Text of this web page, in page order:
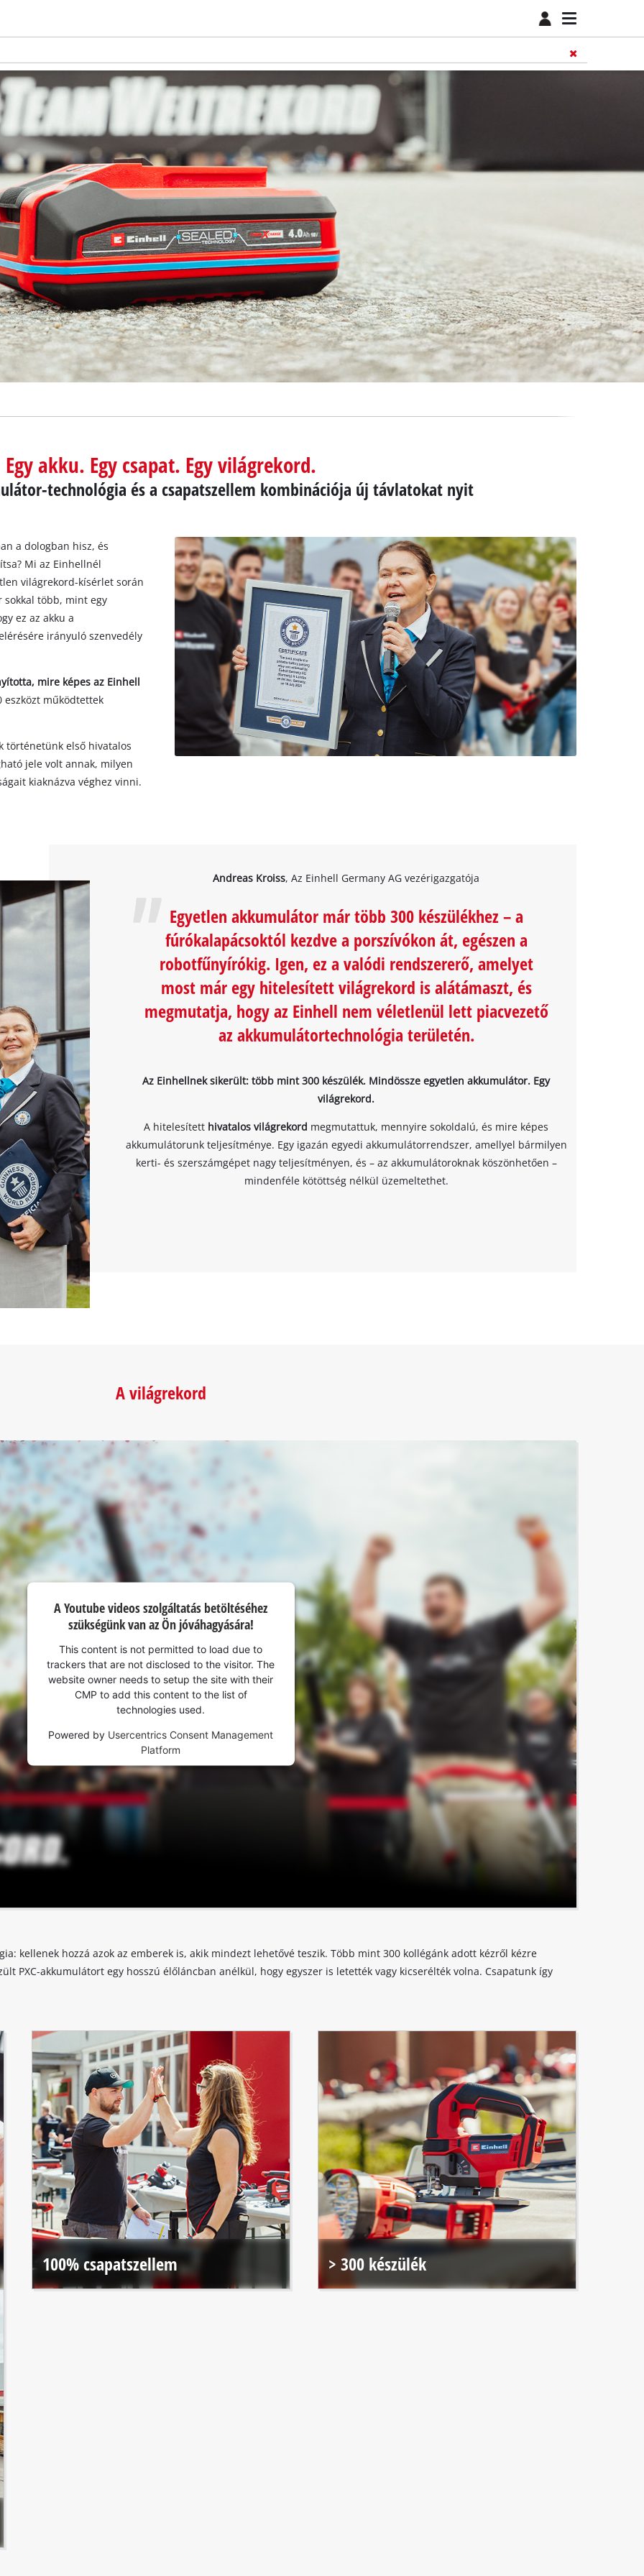
Egy akku. Egy csapat. Egy világrekord.
technológia és a csapatszellem kombinációja új távlatokat nyit
a dologban hisz, és
Mi az Einhellnél
világrekord-kísérlet során
sokkal több, mint egy
ez az akku a
irányuló szenvedély
mire képes az Einhell
eszközt működtettek
történetünk első hivatalos
jele volt annak, milyen
kiaknázva véghez vinni.
Andreas Kroiss, Az Einhell Germany AG vezérigazgatója
Egyetlen akkumulátor már több 300 készülékhez – a
fúrókalapácsoktól kezdve a porszívókon át, egészen a
robotfűnyírókig. Igen, ez a valódi rendszererő, amelyet
most már egy hitelesített világrekord is alátámaszt, és
megmutatja, hogy az Einhell nem véletlenül lett piacvezető
az akkumulátortechnológia területén.
Az Einhellnek sikerült: több mint 300 készülék. Mindössze egyetlen akkumulátor. Egy
világrekord.
A hitelesített hivatalos világrekord megmutattuk, mennyire sokoldalú, és mire képes
akkumulátorunk teljesítménye. Egy igazán egyedi akkumulátorrendszer, amellyel bármilyen
kerti- és szerszámgépet nagy teljesítményen, és – az akkumulátoroknak köszönhetően –
mindenféle kötöttség nélkül üzemeltethet.
A világrekord
A Youtube videos szolgáltatás betöltéséhez
szükségünk van az Ön jóváhagyására!
This content is not permitted to load due to
trackers that are not disclosed to the visitor. The
website owner needs to setup the site with their
CMP to add this content to the list of
technologies used.
Powered by Usercentrics Consent Management
Platform
kellenek hozzá azok az emberek is, akik mindezt lehetővé teszik. Több mint 300 kollégánk adott kézről kézre
PXC-akkumulátort egy hosszú élőláncban anélkül, hogy egyszer is letették vagy kicserélték volna. Csapatunk így
100% csapatszellem > 300 készülék